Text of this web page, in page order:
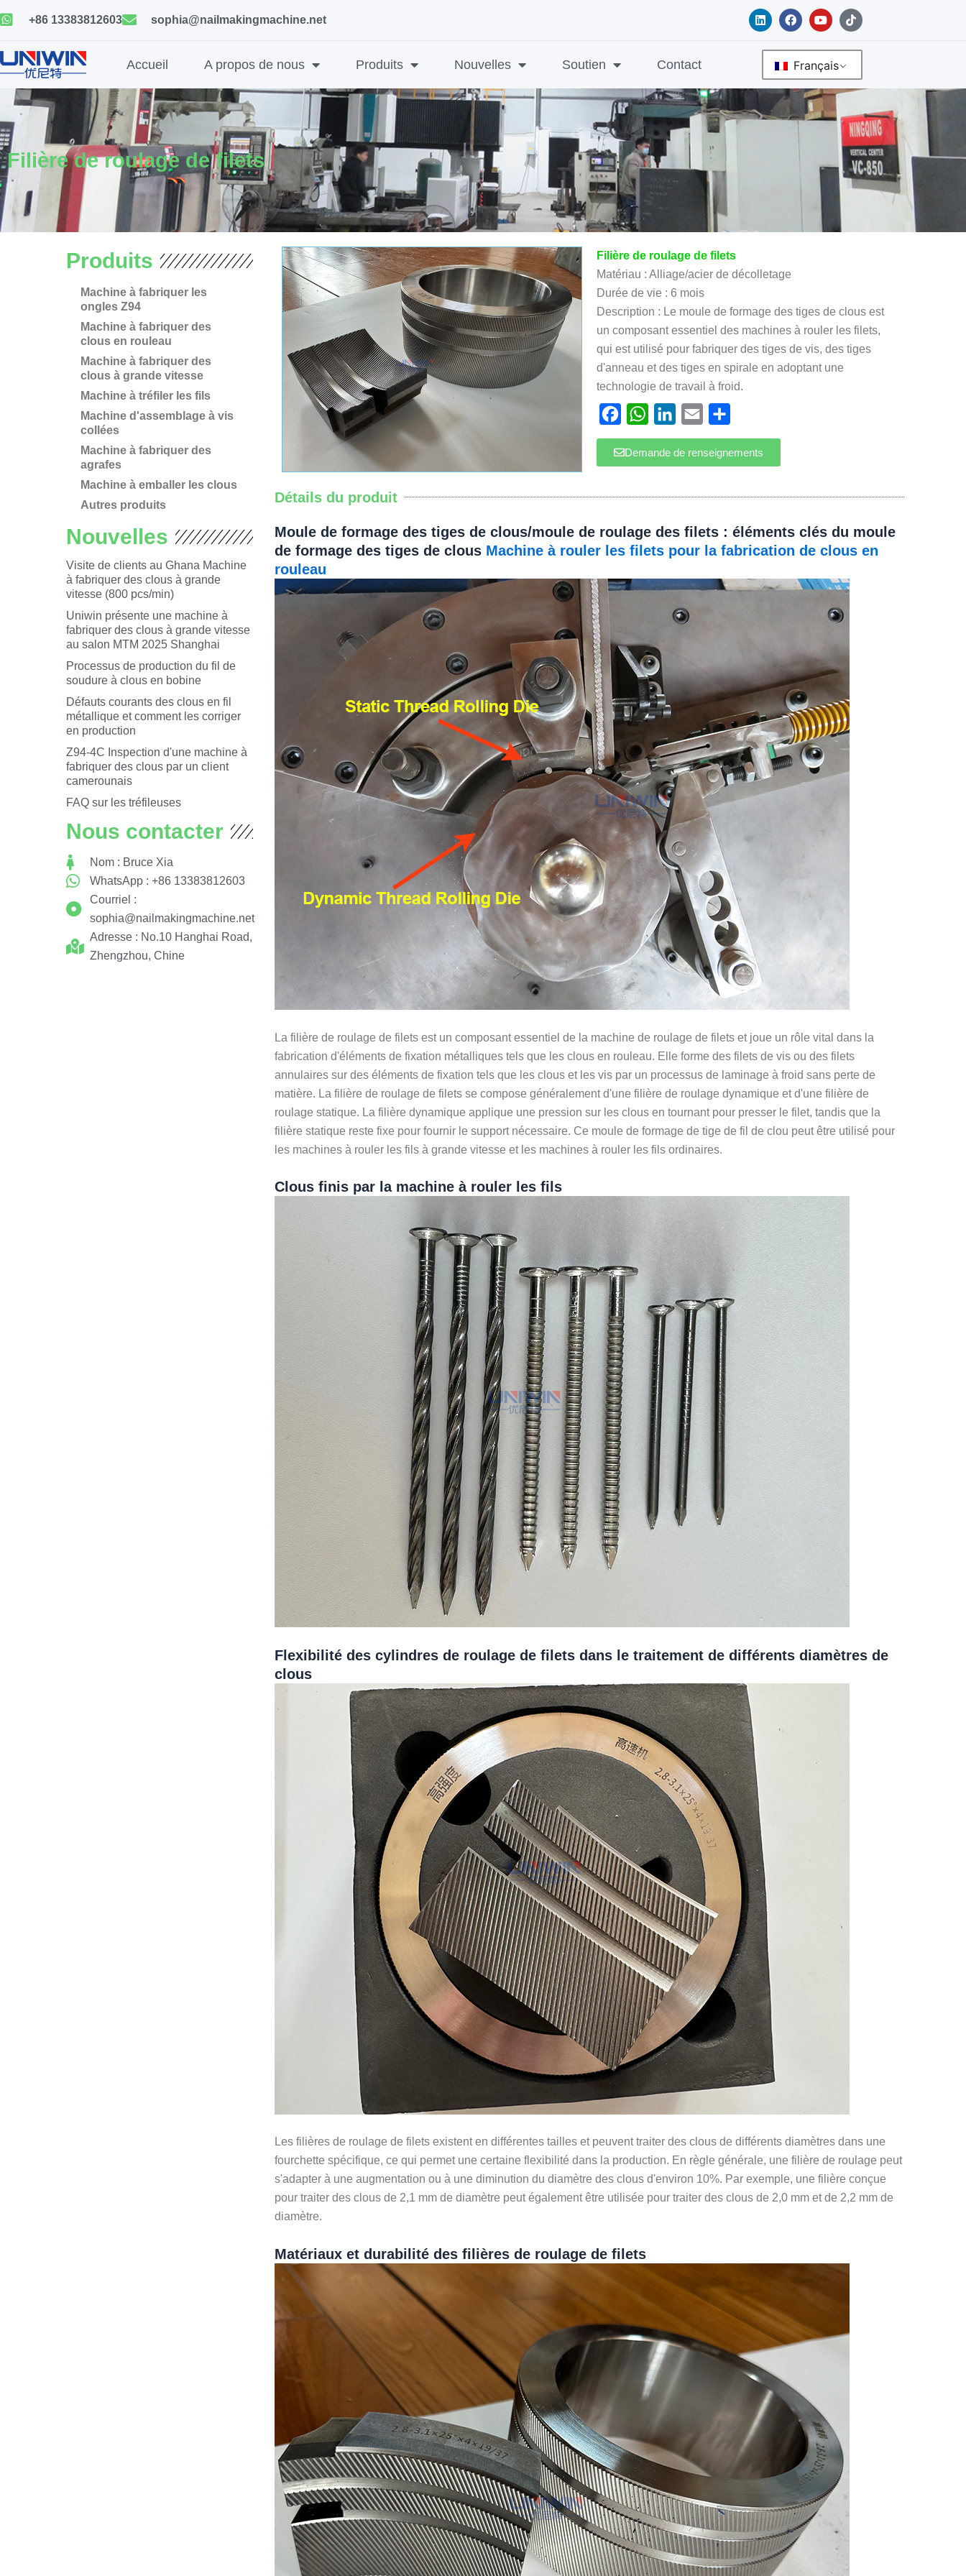
to
+86 13383812603 sophia@nailmakingmachine.net
L
i
k
i
n
F
a
e
b
o
o
k
Y
o
t
u
b
e
T
i
t
Accueil A propos de nous Produits Nouvelles Soutien Contact Français
Filière de roulage de filets
Produits
Machine à fabriquer les
ongles Z94
Machine à fabriquer des
clous en rouleau
Machine à fabriquer des
clous à grande vitesse
Machine à tréfiler les fils
Machine d'assemblage à vis
collées
Machine à fabriquer des
agrafes
Machine à emballer les clous
Autres produits
Nouvelles
Visite de clients au Ghana Machine
à fabriquer des clous à grande
vitesse (800 pcs/min)
Uniwin présente une machine à
fabriquer des clous à grande vitesse
au salon MTM 2025 Shanghai
Processus de production du fil de
soudure à clous en bobine
Défauts courants des clous en fil
métallique et comment les corriger
en production
Z94-4C Inspection d'une machine à
fabriquer des clous par un client
camerounais
FAQ sur les tréfileuses
Nous contacter
Nom : Bruce Xia
WhatsApp : +86 13383812603
Courriel :
sophia@nailmakingmachine.net
Adresse : No.10 Hanghai Road,
Zhengzhou, Chine
Filière de roulage de filets
Matériau : Alliage/acier de décolletage
Durée de vie : 6 mois
Description : Le moule de formage des tiges de clous est
un composant essentiel des machines à rouler les filets,
qui est utilisé pour fabriquer des tiges de vis, des tiges
d'anneau et des tiges en spirale en adoptant une
technologie de travail à froid.
FacebookWhatsAppLinkedIn
Email
Demande de renseignements
Détails du produit
Moule de formage des tiges de clous/moule de roulage des filets : éléments clés du moule
de formage des tiges de clous Machine à rouler les filets pour la fabrication de clous en
rouleau
La filière de roulage de filets est un composant essentiel de la machine de roulage de filets et joue un rôle vital dans la
fabrication d'éléments de fixation métalliques tels que les clous en rouleau. Elle forme des filets de vis ou des filets
annulaires sur des éléments de fixation tels que les clous et les vis par un processus de laminage à froid sans perte de
matière. La filière de roulage de filets se compose généralement d'une filière de roulage dynamique et d'une filière de
roulage statique. La filière dynamique applique une pression sur les clous en tournant pour presser le filet, tandis que la
filière statique reste fixe pour fournir le support nécessaire. Ce moule de formage de tige de fil de clou peut être utilisé pour
les machines à rouler les fils à grande vitesse et les machines à rouler les fils ordinaires.
Clous finis par la machine à rouler les fils
Flexibilité des cylindres de roulage de filets dans le traitement de différents diamètres de
clous
Les filières de roulage de filets existent en différentes tailles et peuvent traiter des clous de différents diamètres dans une
fourchette spécifique, ce qui permet une certaine flexibilité dans la production. En règle générale, une filière de roulage peut
s'adapter à une augmentation ou à une diminution du diamètre des clous d'environ 10%. Par exemple, une filière conçue
pour traiter des clous de 2,1 mm de diamètre peut également être utilisée pour traiter des clous de 2,0 mm et de 2,2 mm de
diamètre.
Matériaux et durabilité des filières de roulage de filets